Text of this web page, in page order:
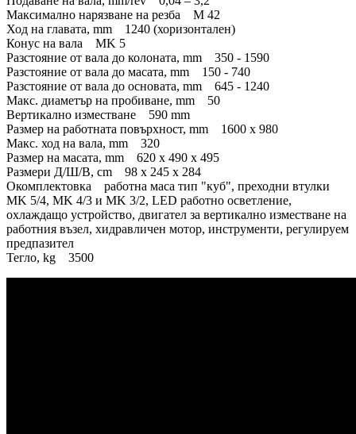
Максимално нарязване на резба M 42
Ход на главата, mm 1240 (хоризонтален)
Конус на вала MK 5
Разстояние от вала до колоната, mm 350 - 1590
Разстояние от вала до масата, mm 150 - 740
Разстояние от вала до основата, mm 645 - 1240
Макс. диаметър на пробиване, mm 50
Вертикално изместване 590 mm
Размер на работната повърхност, mm 1600 x 980
Макс. ход на вала, mm 320
Размер на масата, mm 620 х 490 х 495
Размери Д/Ш/В, cm 98 x 245 x 284
Окомплектовка работна маса тип "куб", преходни втулки
MK 5/4, MK 4/3 и MK 3/2, LED работно осветление,
охлаждащо устройство, двигател за вертикално изместване на
работния възел, хидравличен мотор, инструменти, регулируем
предпазител
Тегло, kg 3500